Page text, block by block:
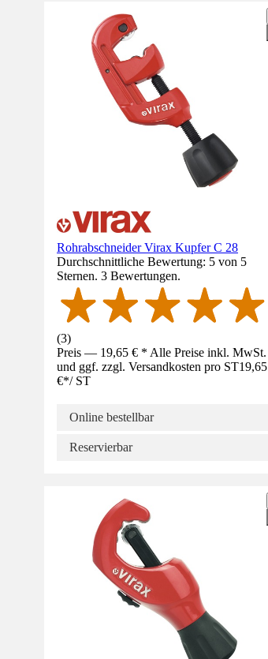
Rohrabschneider Virax Kupfer C 28
Durchschnittliche Bewertung: 5 von 5
Sternen. 3 Bewertungen.
(3)
Preis — 19,65 € * Alle Preise inkl. MwSt.
und ggf. zzgl. Versandkosten pro ST19,65
€*/ ST
Online bestellbar
Reservierbar